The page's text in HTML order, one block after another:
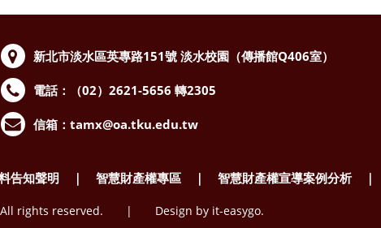
新北市淡水區英專路151號淡水校園（傳播館Q406室）
電話：（02）2621-5656 轉2305
信箱：tamx@oa.tku.edu.tw
告知聲明 ｜ 智慧財產權專區 ｜ 智慧財產權宣導案例分析｜
系 All rights reserved. | Design by it-easygo.